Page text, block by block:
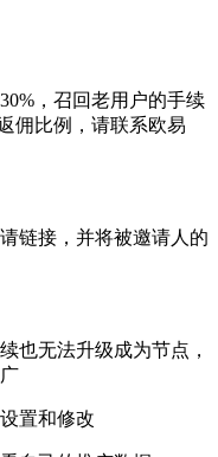
，召回老用户的手续
佣比例，请联系欧易
链接，并将被邀请人的
也无法升级成为节点，
置和修改